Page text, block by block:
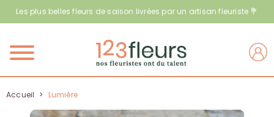
Les plus belles fleurs de saison livrées par un artisan fleuriste 💐
Menu
Accueil > Lumière